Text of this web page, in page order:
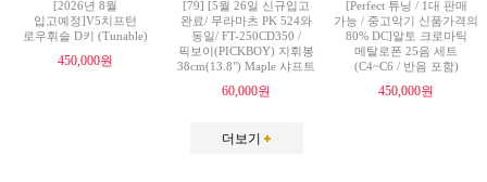
[2026년 8월
입고예정]V5치프턴
로우휘슬 D키 (Tunable)
450,000원
[79] [5월 26일 신규입고
완료/ 무라마츠 PK 524와
동일/ FT-250CD350 /
픽보이(PICKBOY) 지휘봉
38cm(13.8") Maple 샤프트
60,000원
[Perfect 튜닝 / 1대 판매
가능 / 중고악기 신품가격의
80% DC]알토 크로마틱
메탈로폰 25음 세트
(C4~C6 / 반음 포함)
450,000원
더보기